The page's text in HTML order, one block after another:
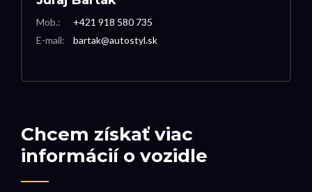
Chcem získať viac
informácií o vozidle
Mob.:
E-mail:
+421 918 580 735
bartak@autostyl.sk